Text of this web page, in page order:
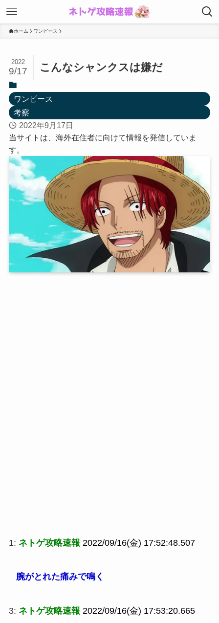
ホーム ワンピース
こんなシャンクスは嫌だ
2022
9/17
ワンピース
考察
2022年9月17日
当サイトは、海外在住者に向けて情報を発信していま
す。
1: ネトゲ攻略速報 2022/09/16(金) 17:52:48.507
腕がとれた痛みで鳴く
3: ネトゲ攻略速報 2022/09/16(金) 17:53:20.665